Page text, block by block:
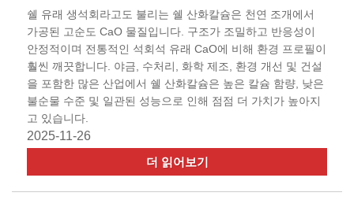
쉘 유래 생석회라고도 불리는 쉘 산화칼슘은 천연 조개에서
가공된 고순도 CaO 물질입니다. 구조가 조밀하고 반응성이
안정적이며 전통적인 석회석 유래 CaO에 비해 환경 프로필이
훨씬 깨끗합니다. 야금, 수처리, 화학 제조, 환경 개선 및 건설
을 포함한 많은 산업에서 쉘 산화칼슘은 높은 칼슘 함량, 낮은
불순물 수준 및 일관된 성능으로 인해 점점 더 가치가 높아지
고 있습니다.
2025-11-26
더 읽어보기